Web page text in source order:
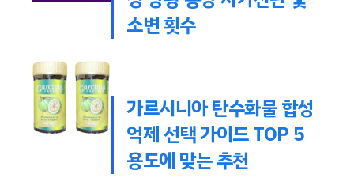
소변 횟수
가르시니아 탄수화물 합성
억제 선택 가이드 TOP 5
용도에 맞는 추천